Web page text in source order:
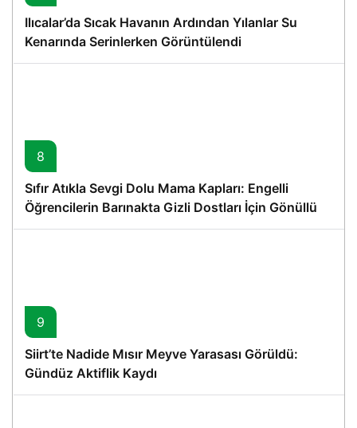
Ilıcalar’da Sıcak Havanın Ardından Yılanlar Su
Kenarında Serinlerken Görüntülendi
8
Sıfır Atıkla Sevgi Dolu Mama Kapları: Engelli
Öğrencilerin Barınakta Gizli Dostları İçin Gönüllü
Proje
9
Siirt’te Nadide Mısır Meyve Yarasası Görüldü:
Gündüz Aktiflik Kaydı